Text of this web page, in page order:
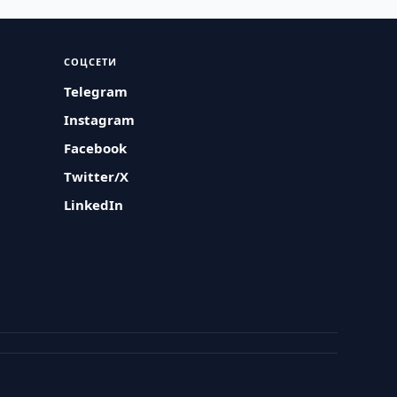
СОЦСЕТИ
Telegram
Instagram
Facebook
Twitter/X
LinkedIn